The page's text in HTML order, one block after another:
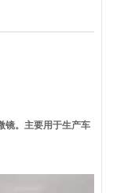
镜。主要用于生产车